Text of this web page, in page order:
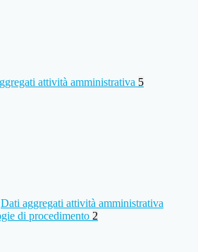
attività amministrativa 5
Dati aggregati attività amministrativa
di procedimento 2